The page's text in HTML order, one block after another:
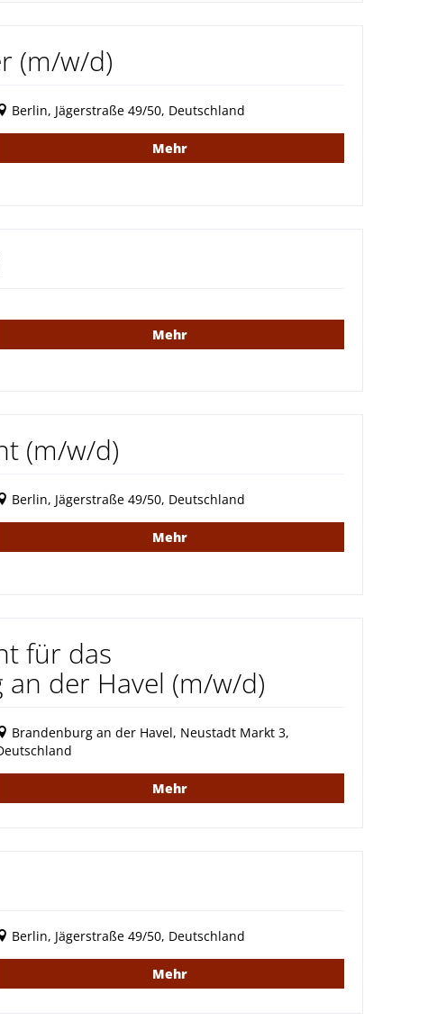
(m/w/d)
Berlin, Jägerstraße 49/50, Deutschland
Mehr
Mehr
(m/w/d)
Berlin, Jägerstraße 49/50, Deutschland
Mehr
für das
der Havel (m/w/d)
Brandenburg an der Havel, Neustadt Markt 3,
Mehr
Berlin, Jägerstraße 49/50, Deutschland
Mehr